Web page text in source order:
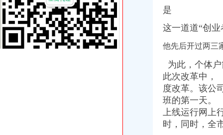
知名外企锐珂在华一年被曝两次行贿_网易财经
工商年检相关_批发价格_厂家_图片_勤加缘网
【广安审计_广安审计公司】-广安百姓网
[公司变更注销]重庆正青禾财务咨询有限公司--专业财务外包服务机构|
重庆建设工程信息网
重庆工商代办_重庆代理记账_重庆公司注册-重庆橙柚青工商咨询有限
重庆公告遗失刊登服务网——2013.5.16.重庆资格证遗失登报、重庆营
重庆住房公积金缴存单位账户注销办理流程是怎样的？-家居装修互动
蓝黛动：中豪律师集团（重庆）事务所关于公司回购注销部分限制
重庆子钦财务咨询有限公司|重庆子钦财务咨询有限公司网站
是
这一道道“创
他先后开过两三
为此，个体
此次改革中，
度改革。 该公
班的第一天。
上线运行网上
时， 同时， 全